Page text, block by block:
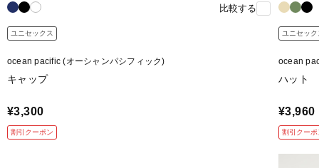
比較する
ユニセックス
ocean pacific (オーシャンパシフィック)
キャップ
¥3,300
割引クーポン
ユニセック
ocean
ハット
¥3,960
割引クーポ